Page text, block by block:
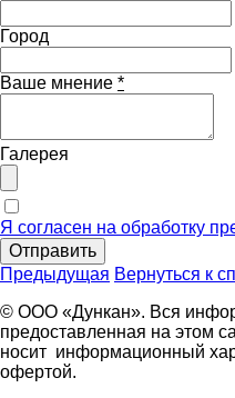
Город
Ваше мнение *
Галерея
Я согласен на обработку
Отправить
Предыдущая Вернуться к
© ООО «Дункан». Вся
предоставленная на этом
носит информационный
офертой.